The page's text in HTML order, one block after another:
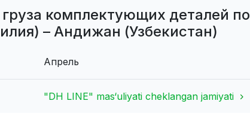
груза комплектующих деталей по
– Андижан (Узбекистан)
Апрель
"DH LINE" mas‘uliyati cheklangan jamiyati